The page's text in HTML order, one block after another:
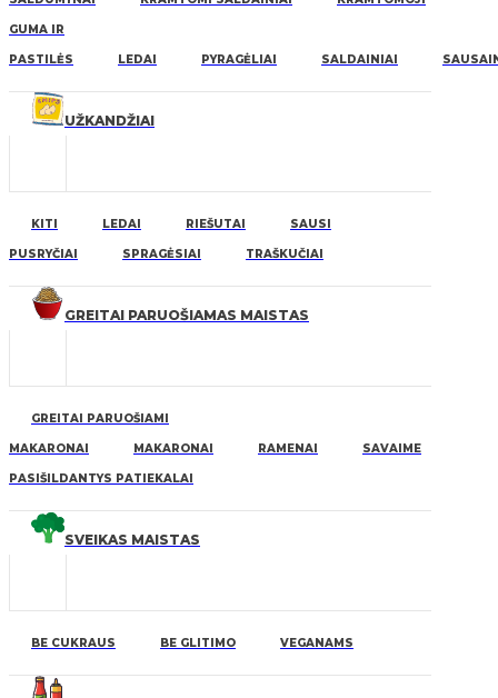
GUMA IR
PASTILĖS LEDAI PYRAGĖLIAI SALDAINIAI
UŽKANDŽIAI
KITI LEDAI RIEŠUTAI SAUSI
PUSRYČIAI SPRAGĖSIAI TRAŠKUČIAI
GREITAI PARUOŠIAMAS MAISTAS
GREITAI PARUOŠIAMI
MAKARONAI MAKARONAI RAMENAI SAVAIME
PASIŠILDANTYS PATIEKALAI
SVEIKAS MAISTAS
BE CUKRAUS BE GLITIMO VEGANAMS